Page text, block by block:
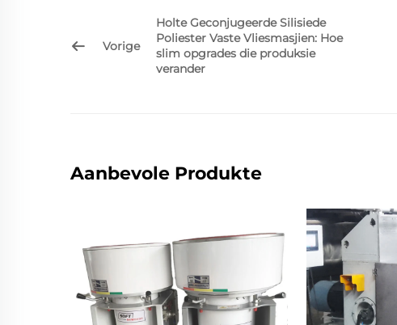
Vorige
Holte Geconjugeerde Silisiede
Poliester Vaste Vliesmasjien: Hoe
slim opgrades die produksie
verander
Aanbevole Produkte